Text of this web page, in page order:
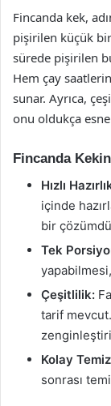
Fincanda kek,
pişirilen küçük
sürede pişirilen
Hem çay
sunar. Ayrıca,
onu oldukça
Fincanda
Hızlı
içinde
bir
Tek
Çeşitlilik:
tarif
Kolay
sonrası